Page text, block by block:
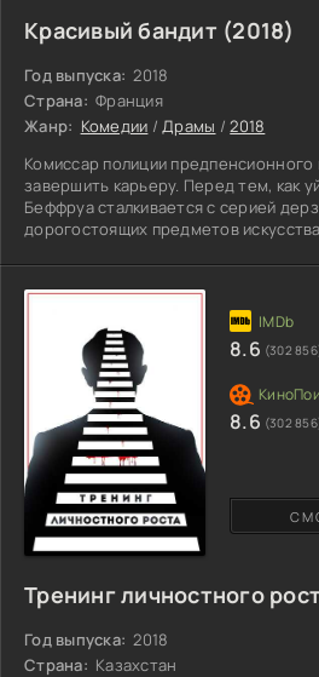
Красивый бандит (2018)
Год выпуска: 2018
Страна: Франция
Жанр: Комедии /Драмы /2018
Комиссар полиции предпенсионного
завершить карьеру. Перед тем, как
Беффруа сталкивается с серией
дорогостоящих предметов
владелицей квартиры. Женщина
картину в миниатюре и аккуратно
оконном стекле. Напугав соседей,
умело прослеживает путь, по
беспрепятственно вынесли полотно.
Тренинг личностного
Год выпуска: 2018
Страна: Казахстан
8.6 (302
8.6 (302